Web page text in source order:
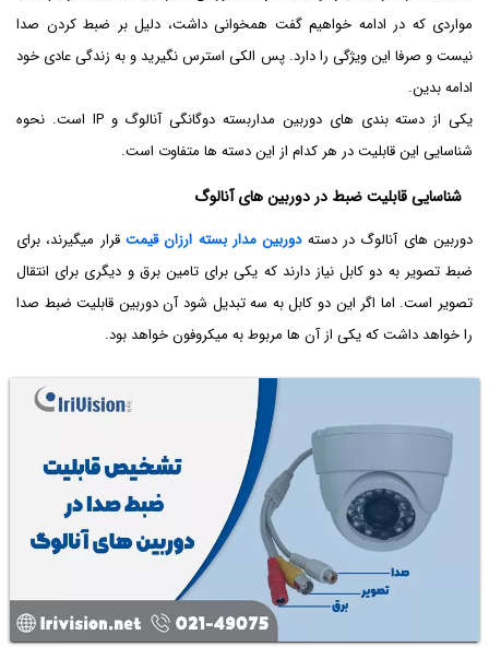
مواردی که در ادامه خواهیم گفت همخوانی داشت، دلیل بر ضبط کردن صدا
نیست و صرفا این ویژگی را دارد. پس الکی استرس نگیرید و به زندگی عادی خود
ادامه بدین.
یکی از دسته بندی های دوربین مداربسته دوگانگی آنالوگ و IP است. نحوه
شناسایی این قابلیت در هر کدام از این دسته ها متفاوت است.
شناسایی قابلیت ضبط در دوربین های آنالوگ
دوربین های آنالوگ در دستهدوربین مدار بسته ارزان قیمت قرار میگیرند، برای
ضبط تصویر به دو کابل نیاز دارند که یکی برای تامین برق و دیگری برای انتقال
تصویر است. اما اگر این دو کابل به سه تبدیل شود آن دوربین قابلیت ضبط صدا
را خواهد داشت که یکی از آن ها مربوط به میکروفون خواهد بود.